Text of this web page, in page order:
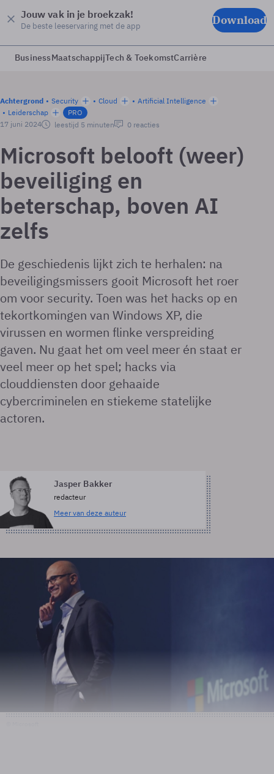
Jouw vak in je broekzak!
De beste leeservaring met de app Download
BusinessMaatschappijTech & ToekomstCarrière
Achtergrond Security Cloud
Artificial Intelligence
Leiderschap
PRO
17 juni 2024
leestijd 5 minuten 0 reacties
Microsoft belooft (weer)
beveiliging en
beterschap, boven AI
zelfs
De geschiedenis lijkt zich te herhalen: na
beveiligingsmissers gooit Microsoft het roer
om voor security. Toen was het hacks op en
tekortkomingen van Windows XP, die
virussen en wormen flinke verspreiding
gaven. Nu gaat het om veel meer én staat er
veel meer op het spel; hacks via
clouddiensten door gehaaide
cybercriminelen en stiekeme statelijke
actoren.
Jasper Bakker
redacteur
Meer van deze auteur